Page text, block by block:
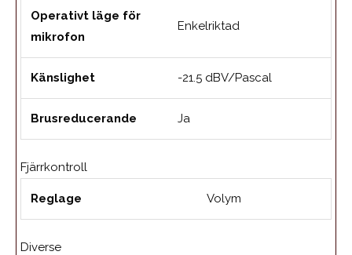
Operativt läge för
mikrofon
Enkelriktad
Känslighet -21.5 dBV/Pascal
Brusreducerande Ja
Fjärrkontroll
Reglage Volym
Diverse